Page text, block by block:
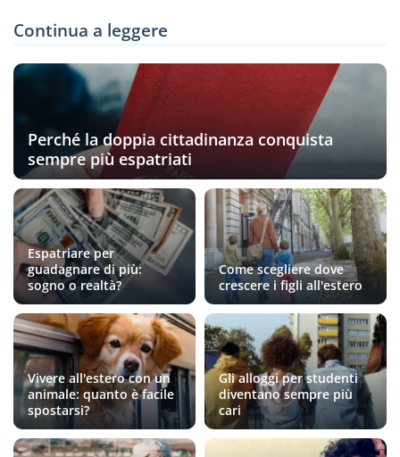
Continua a leggere
Perché la doppia cittadinanza conquista
sempre più espatriati
Espatriare per
guadagnare di più:
sogno o realtà?
Come scegliere dove
crescere i figli all'estero
Vivere all'estero con un
animale: quanto è facile
spostarsi?
Gli alloggi per studenti
diventano sempre più
cari